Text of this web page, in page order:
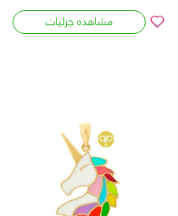
مشاهده جزئیات